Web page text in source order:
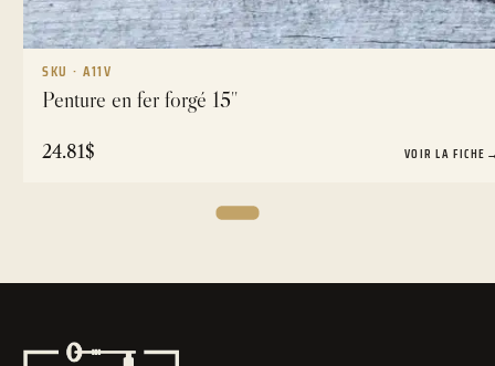
SKU · A11V
Penture en fer forgé 15''
24.81$ VOIR LA FICHE